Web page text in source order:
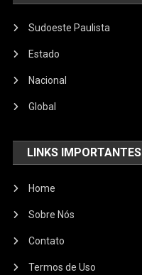
Sudoeste Paulista
Estado
Nacional
Global
LINKS IMPORTANTES
Home
Sobre Nós
Contato
Termos de Uso